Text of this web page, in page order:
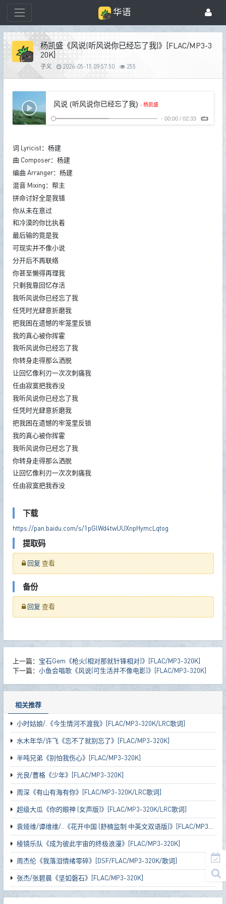
华语
杨凯盛《风说(听风说你已经忘了我)》[FLAC/MP3-3
20K]
子义 2026-05-15 09:57:50 255
风说 (听风说你已经忘了我) - 杨凯盛
- 00:00/ 02:33
词 Lyricist：杨建
曲 Composer：杨建
编曲 Arranger：杨建
混音 Mixing：帮主
拼命讨好全是我错
你从未在意过
和冷漠的你比执着
最后输的竟是我
可现实并不像小说
分开后不再联络
你甚至懒得再理我
只剩我靠回忆存活
我听风说你已经忘了我
任凭时光肆意折磨我
把我困在遗憾的牢笼里反锁
我的真心被你挥霍
我听风说你已经忘了我
你转身走得那么洒脱
让回忆像利刃一次次刺痛我
任由寂寞把我吞没
我听风说你已经忘了我
任凭时光肆意折磨我
把我困在遗憾的牢笼里反锁
我的真心被你挥霍
我听风说你已经忘了我
你转身走得那么洒脱
让回忆像利刃一次次刺痛我
任由寂寞把我吞没
下载
https://pan.baidu.com/s/1pGlWd4twUUXnpHymcLqtog
提取码
回复 查看
备份
回复 查看
上一篇： 宝石Gem《枪火(相对那就针锋相对)》[FLAC/MP3-320K]
下一篇： 小鱼会唱歌《风说(可生活并不像电影)》[FLAC/MP3-320K]
相关推荐
小时姑娘/.《今生情河不渡我》[FLAC/MP3-320K/LRC歌词]
水木年华/许飞《忘不了就别忘了》[FLAC/MP3-320K]
半吨兄弟《别怕我伤心》[FLAC/MP3-320K]
光良/曹格《少年》[FLAC/MP3-320K]
周深《有山有海有你》[FLAC/MP3-320K/LRC歌词]
超级大瓜《你的眼神 (女声版)》[FLAC/MP3-320K/LRC歌词]
袁娅维/谭维维/..《花开中国 (舒楠监制 中英文双语版)》[FLAC/MP3-320K/LRC歌词]
棱镜乐队《成为彼此宇宙的终极浪漫》[FLAC/MP3-320K]
周杰伦《我落泪情绪零碎》[DSF/FLAC/MP3-320K/歌词]
张杰/张碧晨《坚如磐石》[FLAC/MP3-320K]